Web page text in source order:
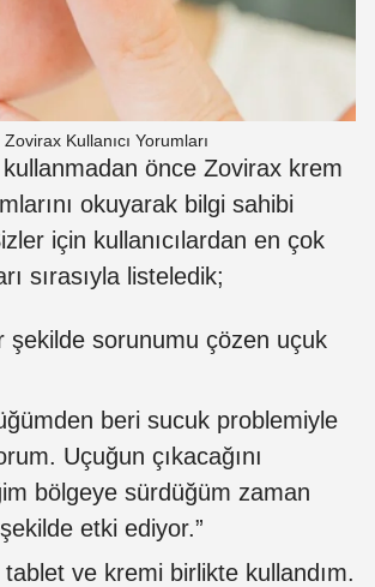
Zovirax Kullanıcı Yorumları
önce Zovirax krem
okuyarak bilgi sahibi
için kullanıcılardan en çok
sırasıyla listeledik;
şekilde sorunumu çözen uçuk
beri sucuk problemiyle
Uçuğun çıkacağını
bölgeye sürdüğüm zaman
şekilde etki ediyor.”
tablet ve kremi birlikte kullandım.